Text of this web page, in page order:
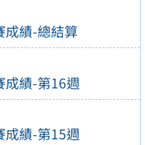
成績-總結算
成績-第16週
成績-第15週